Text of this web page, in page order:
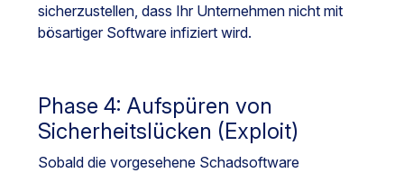
sicherzustellen, dass Ihr Unternehmen nicht mit
bösartiger Software infiziert wird.
Phase 4: Aufspüren von
Sicherheitslücken (Exploit)
Sobald die vorgesehene Schadsoftware